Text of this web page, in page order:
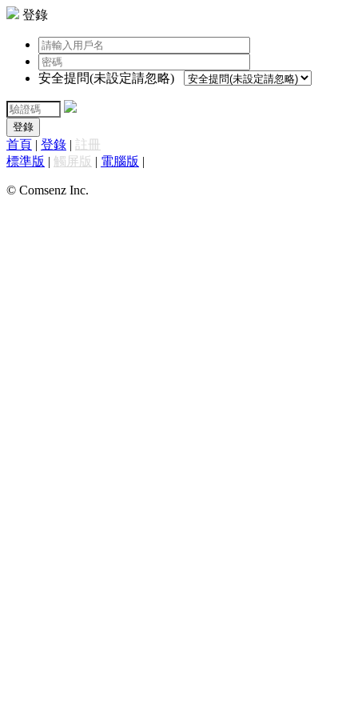
登錄
安全提問(未設定請忽略)
登錄
首頁 | 登錄 | 註冊
標準版 | 觸屏版 | 電腦版 |
© Comsenz Inc.